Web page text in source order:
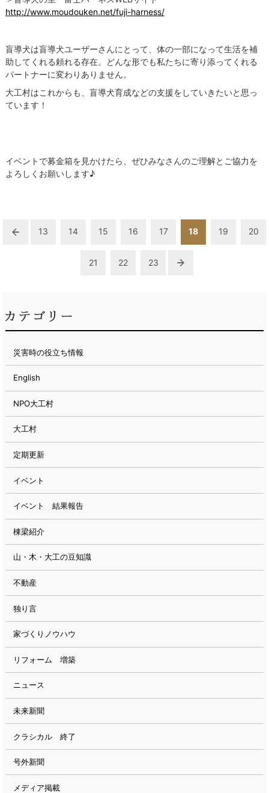
http://www.moudouken.net/fuji-harness/
盲導犬は盲導犬ユーザーさんにとって、体の一部になって生活を補
助してくれる頼れる存在。どんな形でも私たちに寄り添ってくれる
パートナーに変わりありません。
大工村はこれからも、盲導犬育成などの支援をしていきたいと思っ
ています！
イベントで募金箱を見かけたら、ぜひみなさんのご理解とご協力を
よろしくお願いします♪
13 14 15 16 17 18 19 20
21 22 23
災害時の役立ち情報
English
NPO大工村
大工村
定期更新
イベント
イベント 結果報告
棟梁紹介
山・木・大工の豆知識
不動産
独り言
家づくりノウハウ
リフォーム 増築
ニュース
未来新聞
クラシカル 終了
号外新聞
メディア掲載